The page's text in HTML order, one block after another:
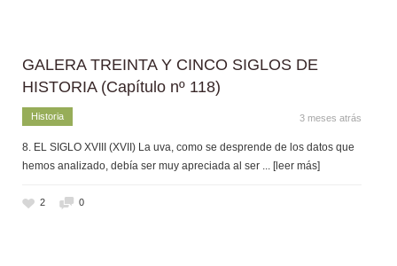
GALERA TREINTA Y CINCO SIGLOS DE
HISTORIA (Capítulo nº 118)
Historia 3 meses atrás
8. EL SIGLO XVIII (XVII) La uva, como se desprende de los datos que
hemos analizado, debía ser muy apreciada al ser ... [leer más]
2 0